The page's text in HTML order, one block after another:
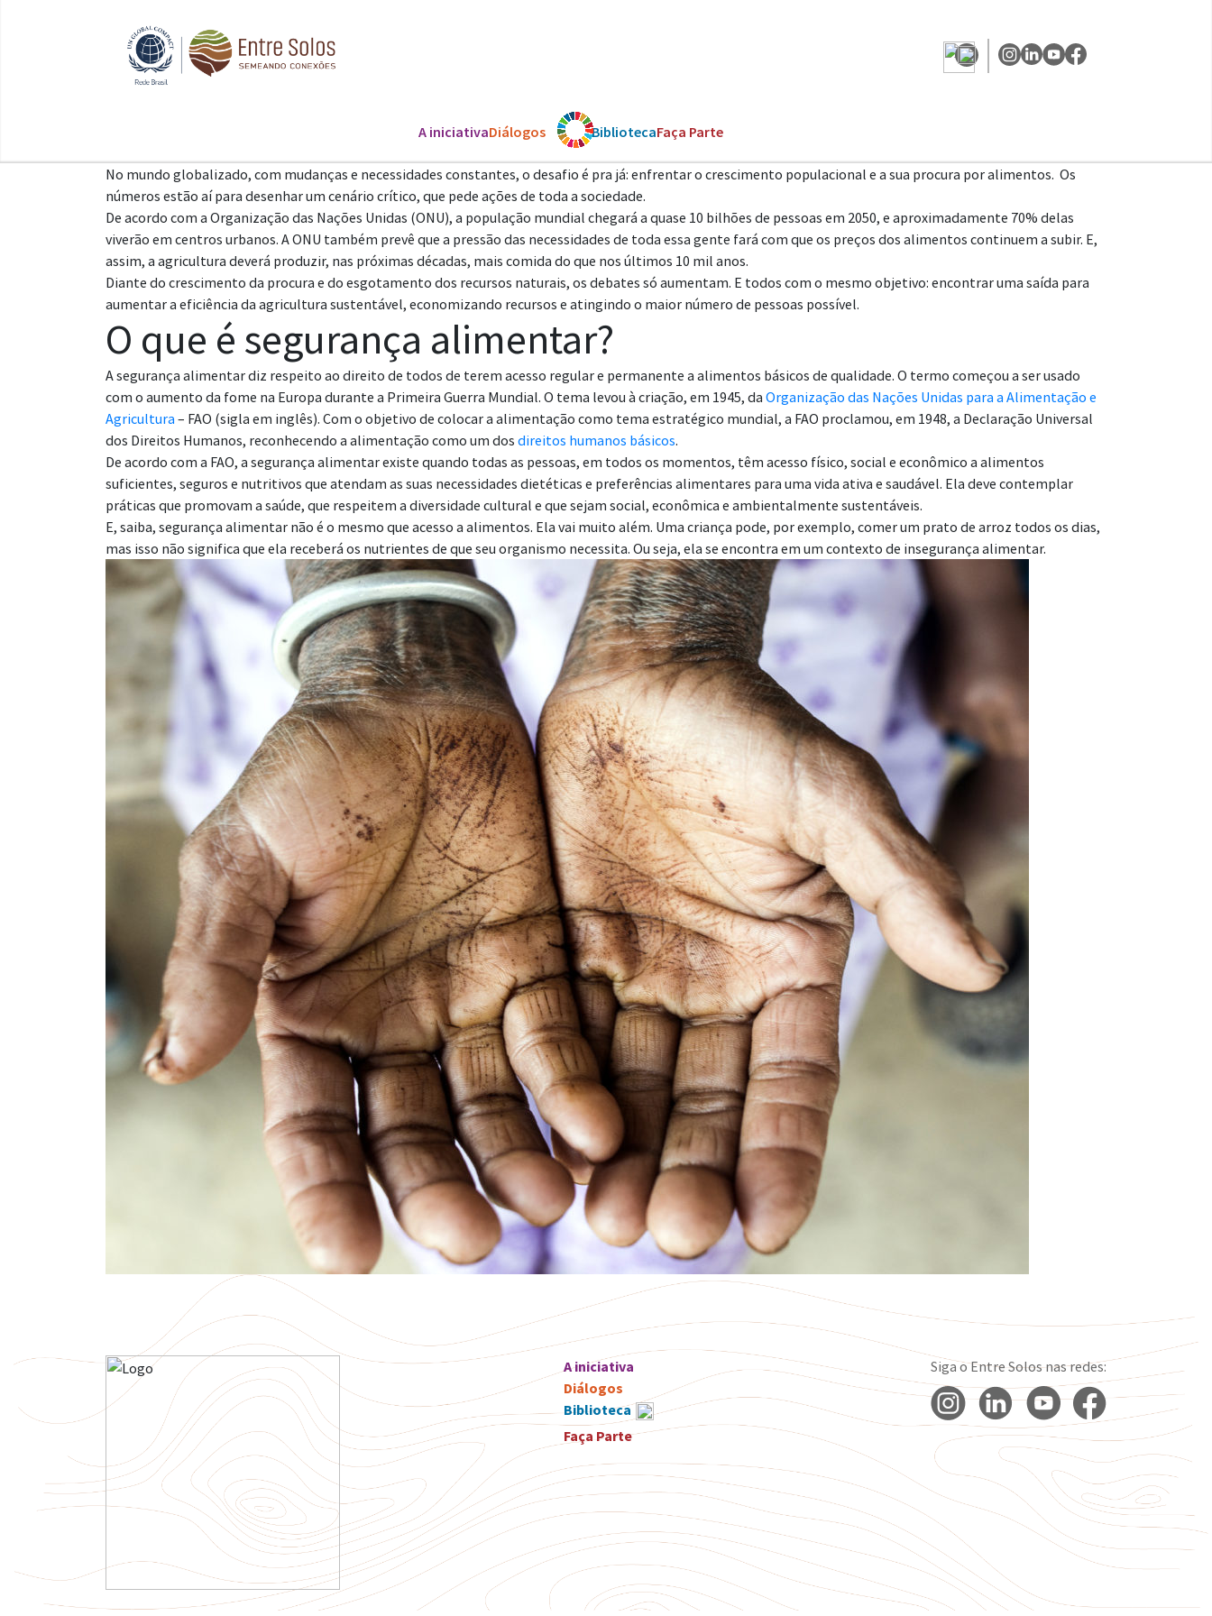
A iniciativaDiálogos Os ODSBibliotecaFaça Parte
No mundo globalizado, com mudanças e necessidades constantes, o desafio é pra já: enfrentar o crescimento populacional e a sua procura por alimentos. Os
números estão aí para desenhar um cenário crítico, que pede ações de toda a sociedade.
De acordo com a Organização das Nações Unidas (ONU), a população mundial chegará a quase 10 bilhões de pessoas em 2050, e aproximadamente 70% delas
viverão em centros urbanos. A ONU também prevê que a pressão das necessidades de toda essa gente fará com que os preços dos alimentos continuem a subir. E,
assim, a agricultura deverá produzir, nas próximas décadas, mais comida do que nos últimos 10 mil anos.
Diante do crescimento da procura e do esgotamento dos recursos naturais, os debates só aumentam. E todos com o mesmo objetivo: encontrar uma saída para
aumentar a eficiência da agricultura sustentável, economizando recursos e atingindo o maior número de pessoas possível.
O que é segurança alimentar?
A segurança alimentar diz respeito ao direito de todos de terem acesso regular e permanente a alimentos básicos de qualidade. O termo começou a ser usado
com o aumento da fome na Europa durante a Primeira Guerra Mundial. O tema levou à criação, em 1945, da Organização das Nações Unidas para a Alimentação e
Agricultura – FAO (sigla em inglês). Com o objetivo de colocar a alimentação como tema estratégico mundial, a FAO proclamou, em 1948, a Declaração Universal
dos Direitos Humanos, reconhecendo a alimentação como um dos direitos humanos básicos.
De acordo com a FAO, a segurança alimentar existe quando todas as pessoas, em todos os momentos, têm acesso físico, social e econômico a alimentos
suficientes, seguros e nutritivos que atendam as suas necessidades dietéticas e preferências alimentares para uma vida ativa e saudável. Ela deve contemplar
práticas que promovam a saúde, que respeitem a diversidade cultural e que sejam social, econômica e ambientalmente sustentáveis.
E, saiba, segurança alimentar não é o mesmo que acesso a alimentos. Ela vai muito além. Uma criança pode, por exemplo, comer um prato de arroz todos os dias,
mas isso não significa que ela receberá os nutrientes de que seu organismo necessita. Ou seja, ela se encontra em um contexto de insegurança alimentar.
A iniciativa
Diálogos
Biblioteca
Faça Parte
Siga o Entre Solos nas redes: